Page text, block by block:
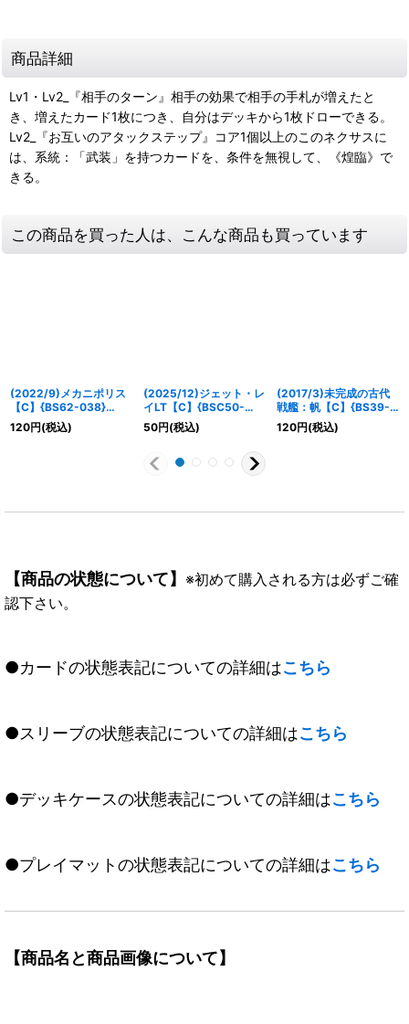
商品詳細
Lv1・Lv2_『相手のターン』相手の効果で相手の手札が増えたと
き、増えたカード1枚につき、自分はデッキから1枚ドローできる。
Lv2_『お互いのアタックステップ』コア1個以上のこのネクサスに
は、系統：「武装」を持つカードを、条件を無視して、《煌臨》で
きる。
この商品を買った人は、こんな商品も買っています
(2022/9)メカニポリス
【C】{BS62-038}
《白》
120円(税込)
(2025/12)ジェット・レ
イLT【C】{BSC50-
024}《白》
50円(税込)
(2017/3)未完成の古代
戦艦：帆【C】{BS39-
RV036}《青》
120円(税込)
【商品の状態について】 ※初めて購入される方は必ずご確
認下さい。
●カードの状態表記についての詳細はこちら
●スリーブの状態表記についての詳細はこちら
●デッキケースの状態表記についての詳細はこちら
●プレイマットの状態表記についての詳細はこちら
【商品名と商品画像について】